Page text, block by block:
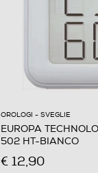
OROLOGI - SVEGLIE
EUROPA
502 HT-BIANCO
€ 12,90